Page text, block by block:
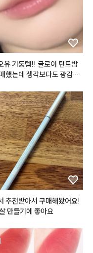
아요!
Shadow
지크#웜쿨블렌딩컬렉션
Blush
지크#웜쿨블렌딩컬렉션#
딩무드치크
서트리니스
처리퍼블릭 바이플라워 글
틴트 '로즈메모리'
유 기둥템!! 글로이 틴트밤
했는데 생각보다도 광감이
지막 마무리로 바르다보니
큰 차이를 두지않고 유리알
로 사용합니다😁🫰🫰
추천받아서 구매해봤어요!
만들기에 좋아요